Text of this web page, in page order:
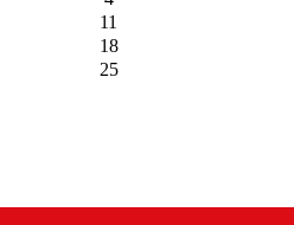
11
18
25